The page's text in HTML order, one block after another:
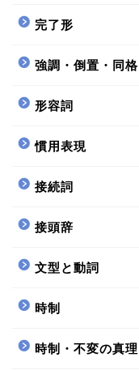
完了形
強調・倒置・同格
形容詞
慣用表現
接続詞
接頭辞
文型と動詞
時制
時制・不変の真理